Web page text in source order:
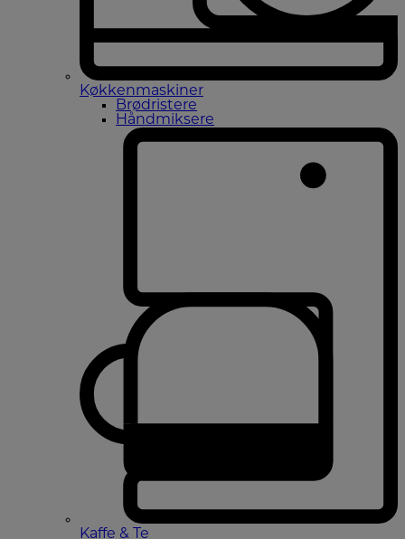
Køkkenmaskiner
Brødristere
Håndmiksere
Kaffe & Te